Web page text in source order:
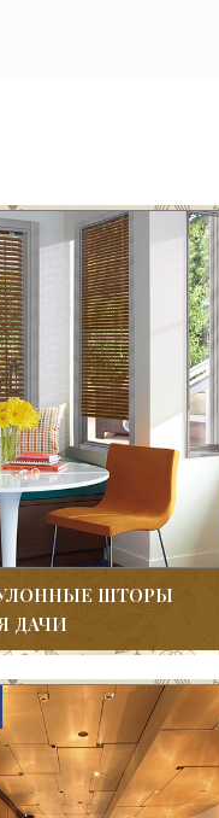
ШТОРЫ
ДАЧИ